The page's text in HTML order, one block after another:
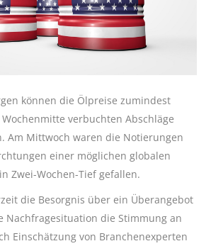
können die Ölpreise zumindest
verbuchten Abschläge
Am Mittwoch waren die Notierungen
einer möglichen globalen
Zwei-Wochen-Tief gefallen.
die Besorgnis über ein Überangebot
Nachfragesituation die Stimmung an
Einschätzung von Branchenexperten